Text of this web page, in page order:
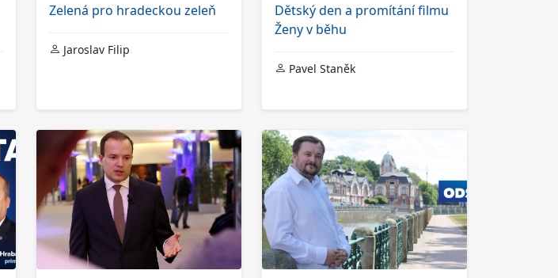
Zelená pro hradeckou zeleň
Jaroslav Filip
Dětský den a promítání filmu
Ženy v běhu
Pavel Staněk